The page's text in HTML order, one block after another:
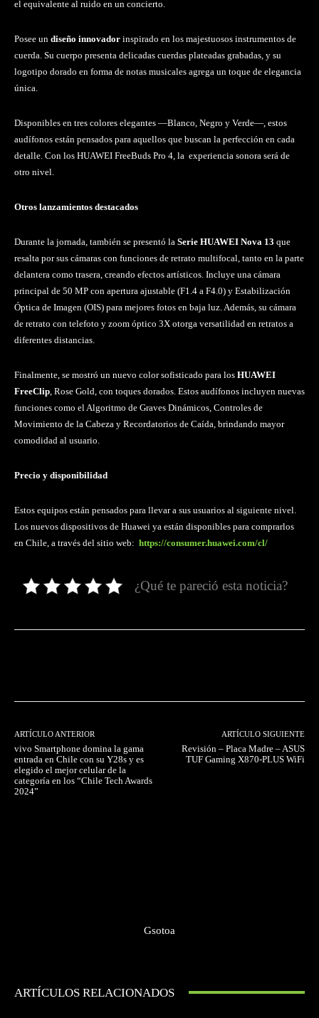
el equivalente al ruido en un concierto.
Posee un diseño innovador inspirado en los majestuosos instrumentos de
cuerda. Su cuerpo presenta delicadas cuerdas plateadas grabadas, y su
logotipo dorado en forma de notas musicales agrega un toque de elegancia
única.
Disponibles en tres colores elegantes —Blanco, Negro y Verde—, estos
audífonos están pensados para aquellos que buscan la perfección en cada
detalle. Con los HUAWEI FreeBuds Pro 4, la experiencia sonora será de
otro nivel.
Otros lanzamientos destacados
Durante la jornada, también se presentó la Serie HUAWEI Nova 13 que
resalta por sus cámaras con funciones de retrato multifocal, tanto en la parte
delantera como trasera, creando efectos artísticos. Incluye una cámara
principal de 50 MP con apertura ajustable (F1.4 a F4.0) y Estabilización
Óptica de Imagen (OIS) para mejores fotos en baja luz. Además, su cámara
de retrato con telefoto y zoom óptico 3X otorga versatilidad en retratos a
diferentes distancias.
Finalmente, se mostró un nuevo color sofisticado para los HUAWEI
FreeClip , Rose Gold, con toques dorados. Estos audífonos incluyen nuevas
funciones como el Algoritmo de Graves Dinámicos, Controles de
Movimiento de la Cabeza y Recordatorios de Caída, brindando mayor
comodidad al usuario.
Precio y disponibilidad
Estos equipos están pensados para llevar a sus usuarios al siguiente nivel.
Los nuevos dispositivos de Huawei ya están disponibles para comprarlos
en Chile, a través del sitio web: https://consumer.huawei.com/cl/
¿Qué te pareció esta noticia?
ARTÍCULO ANTERIOR
vivo Smartphone domina la gama
entrada en Chile con su Y28s y es
elegido el mejor celular de la
categoría en los “Chile Tech Awards
2024”
ARTÍCULO SIGUIENTE
Revisión – Placa Madre – ASUS
TUF Gaming X870-PLUS WiFi
Gsotoa
ARTÍCULOS RELACIONADOS